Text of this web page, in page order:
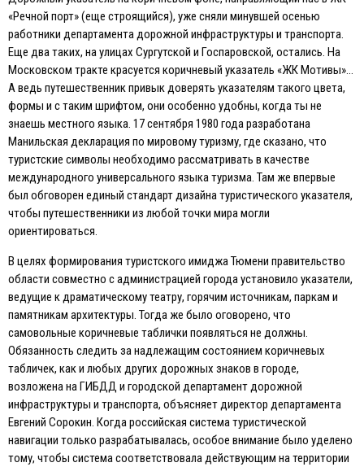
«Речной порт» (еще строящийся), уже сняли минувшей осенью
работники департамента дорожной инфраструктуры и транспорта.
Eще два таких, на улицах Сургутской и Госпаровской, остались. На
Московском тракте красуется коричневый указатель «ЖК Мотивы»…
А ведь путешественник привык доверять указателям такого цвета,
формы и с таким шрифтом, они особенно удобны, когда ты не
знаешь местного языка. 17 сентября 1980 года разработана
Манильская декларация по мировому туризму, где сказано, что
туристские символы необходимо рассматривать в качестве
международного универсального языка туризма. Там же впервые
был обговорен единый стандарт дизайна туристического указателя,
чтобы путешественники из любой точки мира могли
ориентироваться.
В целях формирования туристского имиджа Тюмени правительство
области совместно с администрацией города установило указатели,
ведущие к драматическому театру, горячим источникам, паркам и
памятникам архитектуры. Тогда же было оговорено, что
самовольные коричневые таблички появляться не должны.
Обязанность следить за надлежащим состоянием коричневых
табличек, как и любых других дорожных знаков в городе,
возложена на ГИБДД и городской департамент дорожной
инфраструктуры и транспорта, объясняет директор департамента
Eвгений Сорокин. Когда российская система туристической
навигации только разрабатывалась, особое внимание было уделено
тому, чтобы система соответствовала действующим на территории